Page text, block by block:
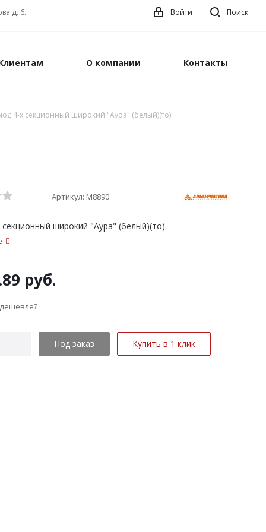
д. 6. Поиск
Войти
О компании Контакты
4-х секционный широкий "Аура" (белый)(то)
Артикул: М8890
широкий "Аура" (белый)(то)
руб.
Под заказ Купить в 1 клик